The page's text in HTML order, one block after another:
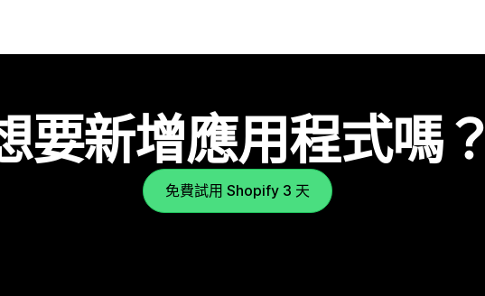
要新增應用程式嗎？
免費試用 Shopify 3 天